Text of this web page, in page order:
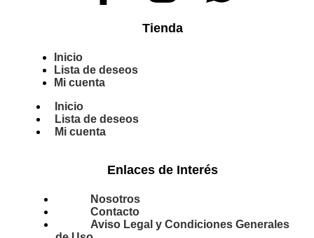
Tienda
Inicio
Lista de deseos
Mi cuenta
Inicio
Lista de deseos
Mi cuenta
Enlaces de Interés
Nosotros
Contacto
Aviso Legal y Condiciones Generales